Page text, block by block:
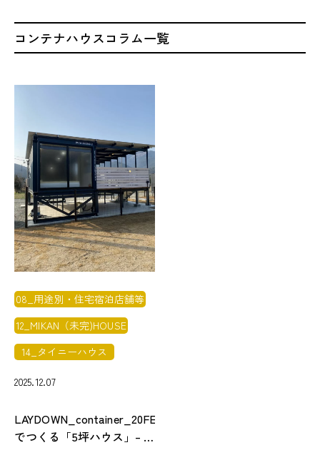
コンテナハウスコラム一覧
08_用途別・住宅宿泊店舗等
12_MIKAN（未完)HOUSE
14_タイニーハウス
2025.12.07
LAYDOWN_container_20FEET
でつくる「5坪ハウス」– 10